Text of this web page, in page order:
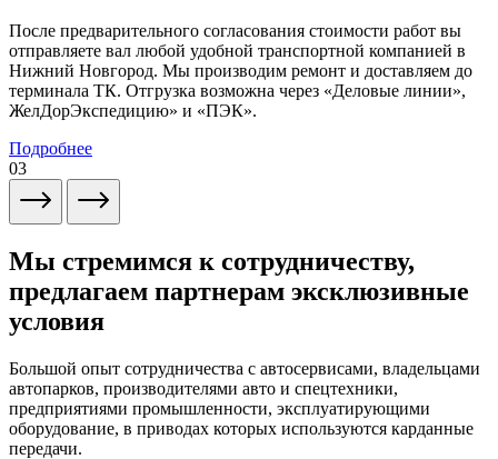
После предварительного согласования стоимости работ вы
отправляете вал любой удобной транспортной компанией в
Нижний Новгород. Мы производим ремонт и доставляем до
терминала ТК. Отгрузка возможна через «Деловые линии»,
ЖелДорЭкспедицию» и «ПЭК».
Подробнее
03
Мы стремимся к сотрудничеству,
предлагаем партнерам эксклюзивные
условия
Большой опыт сотрудничества с автосервисами, владельцами
автопарков, производителями авто и спецтехники,
предприятиями промышленности, эксплуатирующими
оборудование, в приводах которых используются карданные
передачи.